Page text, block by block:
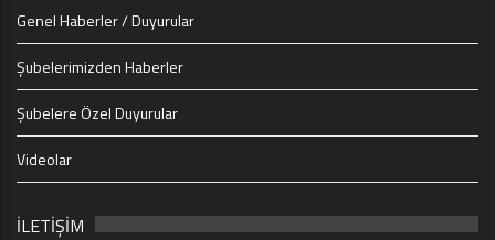
Genel Haberler / Duyurular
Şubelerimizden Haberler
Şubelere Özel Duyurular
Videolar
İLETİŞİM